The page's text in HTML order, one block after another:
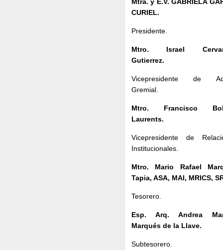
CURIEL.
Presidente.
Mtro. Israel
Gutierrez.
Vicepresidente de
Gremial.
Mtro. Francisco
Laurents.
Vicepresidente de
Institucionales.
Mtro. Mario Rafael
Tapia, ASA, MAI, MRICS,
Tesorero.
Esp. Arq. Andrea
Marqués de la Llave.
Subtesorero.